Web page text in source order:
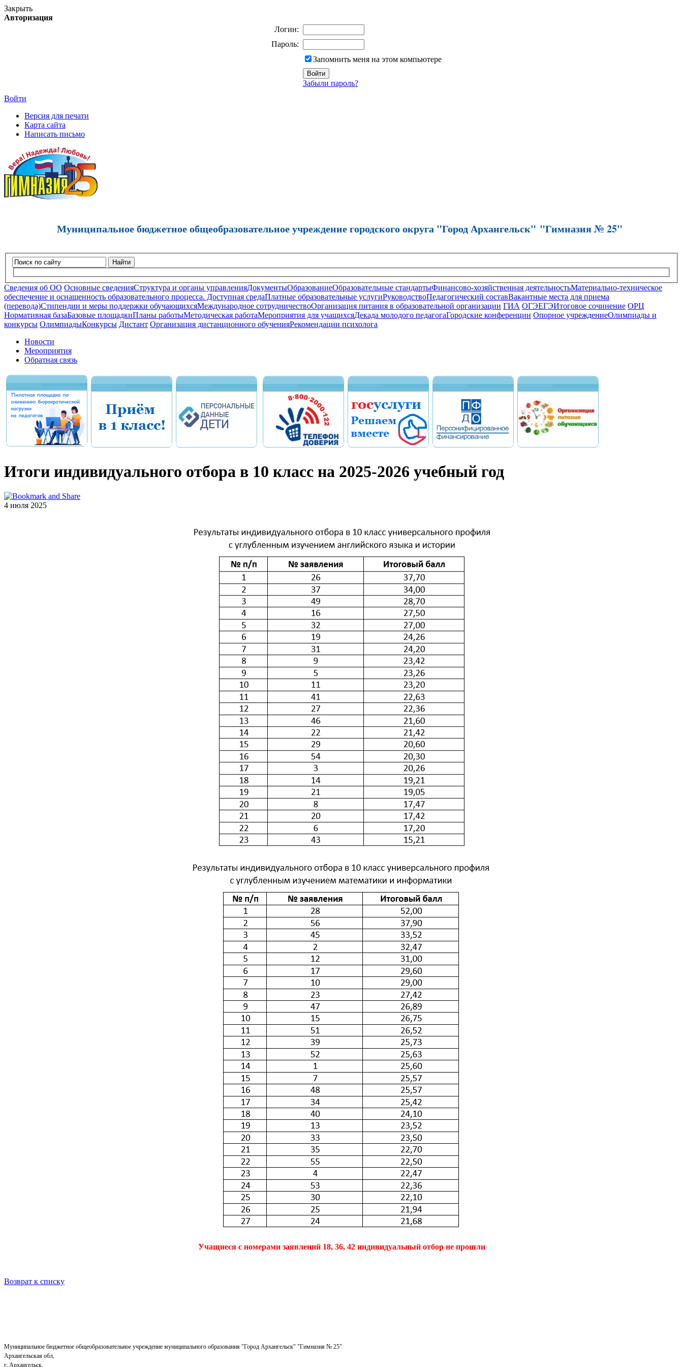
Закрыть
Авторизация
Логин:
Пароль:
Запомнить меня на этом компьютере
Забыли пароль?
Войти
Версия для печати
Карта сайта
Написать письмо
Муниципальное бюджетное общеобразовательное учреждение городского округа "Город Архангельск" "Гимназия № 25"
Найти
Сведения об ОО Основные сведенияСтруктура и органы управленияДокументыОбразованиеОбразовательные стандартыФинансово-хозяйственная деятельностьМатериально-техническое
обеспечение и оснащенность образовательного процесса. Доступная средаПлатные образовательные услугиРуководствоПедагогический составВакантные места для приема
(перевода)Стипендии и меры поддержки обучающихсяМеждународное сотрудничествоОрганизация питания в образовательной организации ГИА ОГЭЕГЭИтоговое сочинение ОРЦ
Нормативная базаБазовые площадкиПланы работыМетодическая работаМероприятия для учащихсяДекада молодого педагогаГородские конференции Опорное учреждениеОлимпиады и
конкурсы ОлимпиадыКонкурсы Дистант Организация дистанционного обученияРекомендации психолога
Новости
Мероприятия
Обратная связь
Итоги индивидуального отбора в 10 класс на 2025-2026 учебный год
4 июля 2025
Учащиеся с номерами заявлений 18, 36, 42 индивидуальный отбор не прошли
Возврат к списку
Муниципальное бюджетное общеобразовательное учреждение муниципального образования "Город Архангельск" "Гимназия № 25"
Архангельская обл,
г. Архангельск,